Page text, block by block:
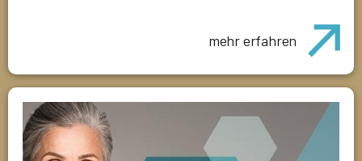
mehr erfahren